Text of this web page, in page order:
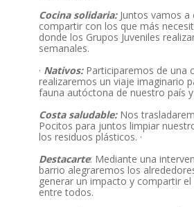
Cocina solidaria:Juntos vamos a
compartir con los que más
donde los Grupos Juveniles
semanales.
· Nativos:Participaremos de una
realizaremos un viaje imaginario
fauna autóctona de nuestro país
Costa saludable:Nos
Pocitos para juntos limpiar
los residuos plásticos. ·
Destacarte: Mediante una
barrio alegraremos los
generar un impacto y compartir
entre todos.